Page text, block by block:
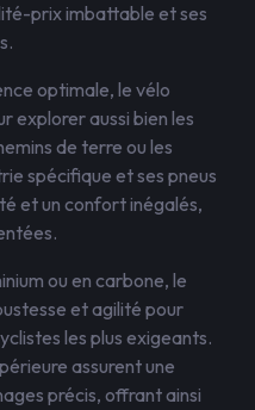
prix imbattable et ses
optimale, le vélo
explorer aussi bien les
de terre ou les
spécifique et ses pneus
et un confort inégalés,
ou en carbone, le
et agilité pour
les plus exigeants.
assurent une
précis, offrant ainsi